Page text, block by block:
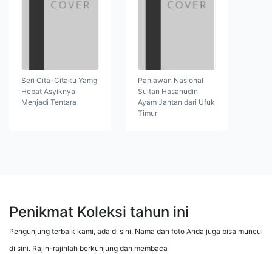
Seri Cita-Citaku Yamg
Hebat Asyiknya
Menjadi Tentara
Pahlawan Nasional
Sultan Hasanudin
Ayam Jantan dari Ufuk
Timur
Penikmat Koleksi tahun ini
Pengunjung terbaik kami, ada di sini. Nama dan foto Anda juga bisa muncul
di sini. Rajin-rajinlah berkunjung dan membaca